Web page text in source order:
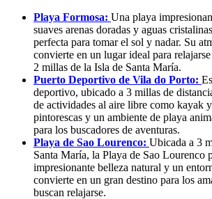
Playa Formosa: Una playa
suaves arenas doradas y aguas
perfecta para tomar el sol y nadar. Su
convierte en un lugar ideal para
2 millas de la Isla de Santa María.
Puerto Deportivo de Vila do Porto:
deportivo, ubicado a 3 millas de
de actividades al aire libre como kayak
pintorescas y un ambiente de playa
para los buscadores de aventuras.
Playa de Sao Lourenco: Ubicada a 3
Santa María, la Playa de Sao Lourenco
impresionante belleza natural y un
convierte en un gran destino para los
buscan relajarse.